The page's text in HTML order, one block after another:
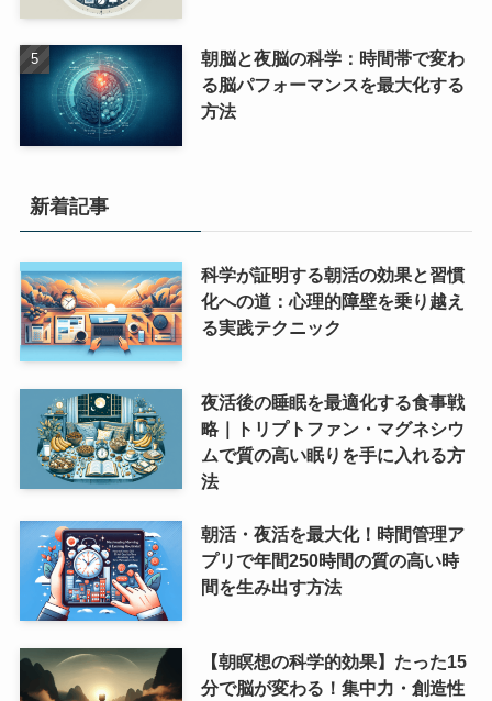
朝脳と夜脳の科学：時間帯で変わ
る脳パフォーマンスを最大化する
方法
新着記事
科学が証明する朝活の効果と習慣
化への道：心理的障壁を乗り越え
る実践テクニック
夜活後の睡眠を最適化する食事戦
略｜トリプトファン・マグネシウ
ムで質の高い眠りを手に入れる方
法
朝活・夜活を最大化！時間管理ア
プリで年間250時間の質の高い時
間を生み出す方法
【朝瞑想の科学的効果】たった15
分で脳が変わる！集中力・創造性